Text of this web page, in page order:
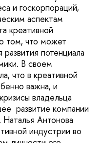
и госкорпораций,
аспектам
креативной
том, что может
потенциала
В своем
что в креативной
важна, и
владельца
развитие компании
Антонова
индустрии во